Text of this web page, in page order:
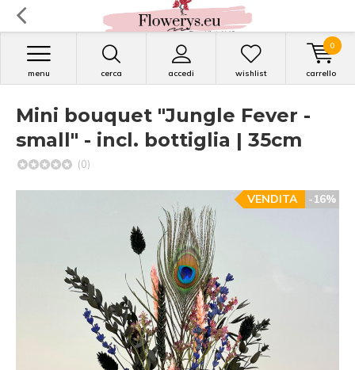
cerca accedi
menu wishlist carrello
0
Mini bouquet "Jungle Fever -
small" - incl. bottiglia | 35cm
(0)
-16%
VENDITA